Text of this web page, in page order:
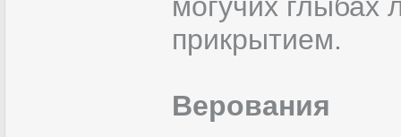
прикрытием.
Верования